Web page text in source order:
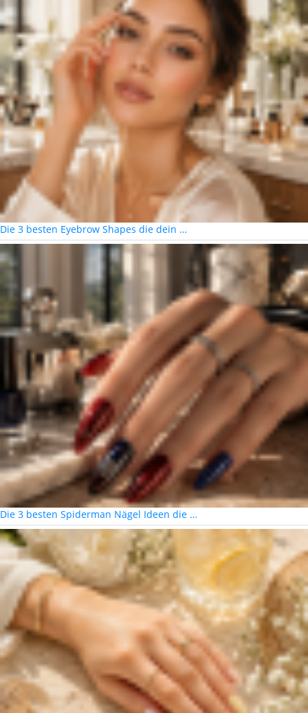
Die 3 besten Eyebrow Shapes die dein …
Die 3 besten Spiderman Nägel Ideen die …